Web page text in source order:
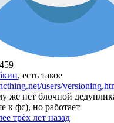
, есть такое
users/
же нет блочной
к фс), но работает
трёх лет назад